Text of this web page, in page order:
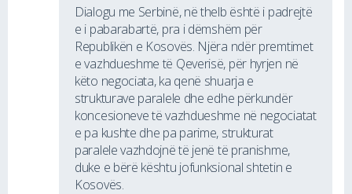
Dialogu me Serbinë, në thelb është i padrejtë
e i pabarabartë, pra i dëmshëm për
Republikën e Kosovës. Njëra ndër premtimet
e vazhdueshme të Qeverisë, për hyrjen në
këto negociata, ka qenë shuarja e
strukturave paralele dhe edhe përkundër
koncesioneve të vazhdueshme në negociatat
e pa kushte dhe pa parime, strukturat
paralele vazhdojnë të jenë të pranishme,
duke e bërë kështu jofunksional shtetin e
Kosovës.